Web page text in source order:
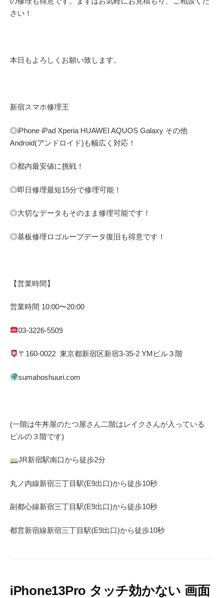
さい！
本日もよろしくお願い致します。
新宿スマホ修理王
◎iPhone iPad Xperia HUAWEI AQUOS Galaxy その他
Android(アンドロイド) も幅広く対応！
◎都内最安値に挑戦！
◎即日修理最短15分で修理可能！
◎大切なデータもそのまま修理可能です！
◎基板修理ロゴループデータ復旧も得意です！
【営業時間】
営業時間 10:00〜20:00
03-3226-5509
〒 160-0022 東京都新宿区新宿3-35-2 YMビル３階
sumahoshuuri.com
(一階は牛丼屋のたつ屋さん二階はレイクさんが入っている
ビルの３階です)
JR新宿駅南口から徒歩2分
丸ノ内線新宿三丁目駅(E9出口)から徒歩10秒
副都心線新宿三丁目駅(E9出口)から徒歩10秒
都営新宿線新宿三丁目駅(E9出口)から徒歩10秒
iPhone13Pro タッチ効かない 画面